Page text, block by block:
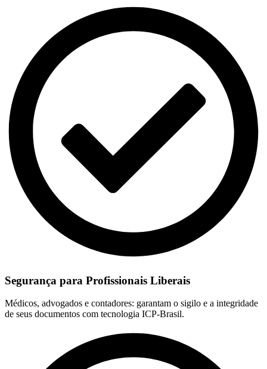
Segurança para Profissionais Liberais
Médicos, advogados e contadores: garantam o sigilo e a integridade
de seus documentos com tecnologia ICP-Brasil.